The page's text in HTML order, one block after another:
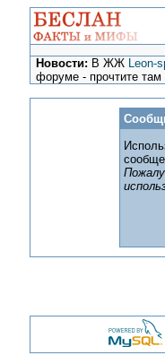
Новости: В ЖЖ Leon-
форуме - прочтите там